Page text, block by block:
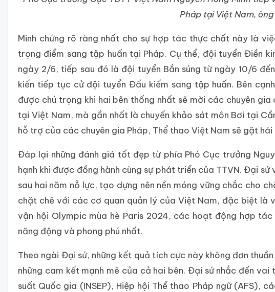
Pháp tại Việt Nam,
Minh chứng rõ ràng nhất cho sự hợp tác thực chất này là
trọng điểm sang tập huấn tại Pháp. Cụ thể, đội tuyển Điền
ngày 2/6, tiếp sau đó là đội tuyển Bắn súng từ ngày 10/6
kiến tiếp tục cử đội tuyển Đấu kiếm sang tập huấn. Bên
được chú trọng khi hai bên thống nhất sẽ mời các chuyên
tại Việt Nam, mà gần nhất là chuyến khảo sát môn Bơi tại
hỗ trợ của các chuyên gia Pháp, Thể thao Việt Nam sẽ gặt
Đáp lại những đánh giá tốt đẹp từ phía Phó Cục trưởng
hạnh khi được đồng hành cùng sự phát triển của TTVN. Đại
sau hai năm nỗ lực, tạo dựng nên nền móng vững chắc cho
chặt chẽ với các cơ quan quản lý của Việt Nam, đặc biệt là
vận hội Olympic mùa hè Paris 2024, các hoạt động hợp
năng động và phong phú nhất.
Theo ngài Đại sứ, những kết quả tích cực này không đơn
những cam kết mạnh mẽ của cả hai bên. Đại sứ nhắc đến
suất Quốc gia (INSEP), Hiệp hội Thể thao Pháp ngữ (AFS),